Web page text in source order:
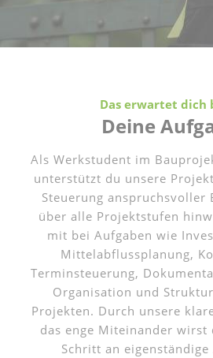
Das erwartet dich
Deine
Als Werkstudent im
unterstützt du unsere
Steuerung anspruchsvoller
über alle Projektstufen
mit bei Aufgaben wie
Mittelabflussplanung,
Terminsteuerung,
Organisation und
Projekten. Durch unsere
das enge Miteinander
Schritt an eigenständige